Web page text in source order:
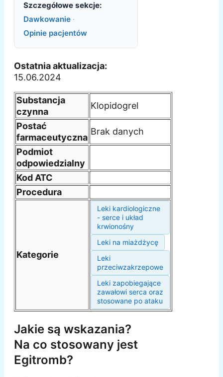
Szczegółowe sekcje:
Dawkowanie ·
Opinie pacjentów
Ostatnia aktualizacja:
15.06.2024
Substancja
czynna
Klopidogrel
Postać
farmaceutyczna
Brak danych
Podmiot
odpowiedzialny
Kod ATC
Procedura
Kategorie
Leki kardiologiczne
- serce i układ
krwionośny
Leki na miażdżycę
Leki
przeciwzakrzepowe
Leki zapobiegające
zawałowi serca oraz
stosowane po ataku
Jakie są wskazania?
Na co stosowany jest
Egitromb?